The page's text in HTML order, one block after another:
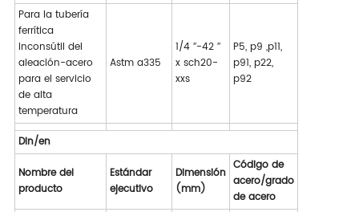
Para la tubería
ferrítica
inconsútil del
aleación-acero
para el servicio
de alta
temperatura
Astm a335
1/4 ″-42 ″
x sch20-
xxs
P5, p9 ,p11,
p91, p22,
p92
Din/en
Nombre del
producto
Estándar
ejecutivo
Dimensión
(mm)
Código de
acero/grado
de acero